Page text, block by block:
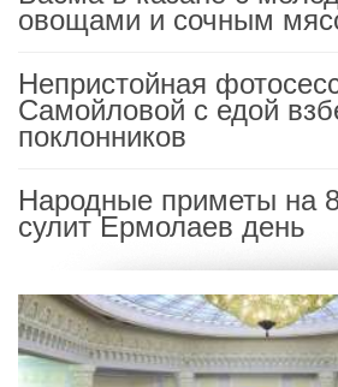
овощами и сочным
Непристойная
Самойловой с едой
поклонников
Народные приметы на
сулит Ермолаев день